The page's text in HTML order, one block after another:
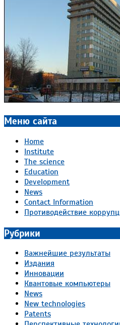
Меню сайта
Home
Institute
The science
Education
Development
News
Contact Information
Противодействие
Рубрики
Важнейшие результаты
Издания
Инновации
Квантовые компьютеры
News
New technologies
Patents